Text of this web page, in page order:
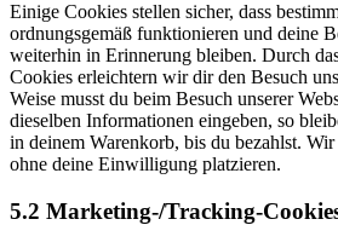
Einige Cookies stellen sicher, dass
ordnungsgemäß funktionieren und deine
weiterhin in Erinnerung bleiben. Durch
Cookies erleichtern wir dir den Besuch
Weise musst du beim Besuch unserer
dieselben Informationen eingeben, so
in deinem Warenkorb, bis du bezahlst.
ohne deine Einwilligung platzieren.
5.2 Marketing-/Tracking-